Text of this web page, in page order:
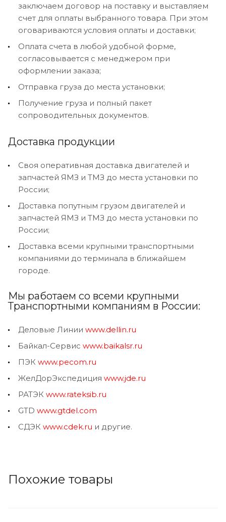
заключаем договор на поставку и выставляем
счет для оплаты выбранного товара. При этом
оговариваются условия оплаты и доставки;
Оплата счета в любой удобной форме,
согласовывается с менеджером при
оформлении заказа;
Отправка груза до места установки;
Получение груза и полный пакет
сопроводительных документов.
Доставка продукции
Своя оперативная доставка двигателей и
запчастей ЯМЗ и ТМЗ до места установки по
России;
Доставка попутным грузом двигателей и
запчастей ЯМЗ и ТМЗ до места установки по
России;
Доставка всеми крупными транспортными
компаниями до терминала в ближайшем
городе.
Мы работаем со всеми крупными
Транспортными компаниям в России:
Деловые Линии www.dellin.ru
Байкал-Сервис www.baikalsr.ru
ПЭК www.pecom.ru
ЖелДорЭкспедиция www.jde.ru
РАТЭК www.rateksib.ru
GTD www.gtdel.com
СДЭК www.cdek.ru и другие.
Похожие товары